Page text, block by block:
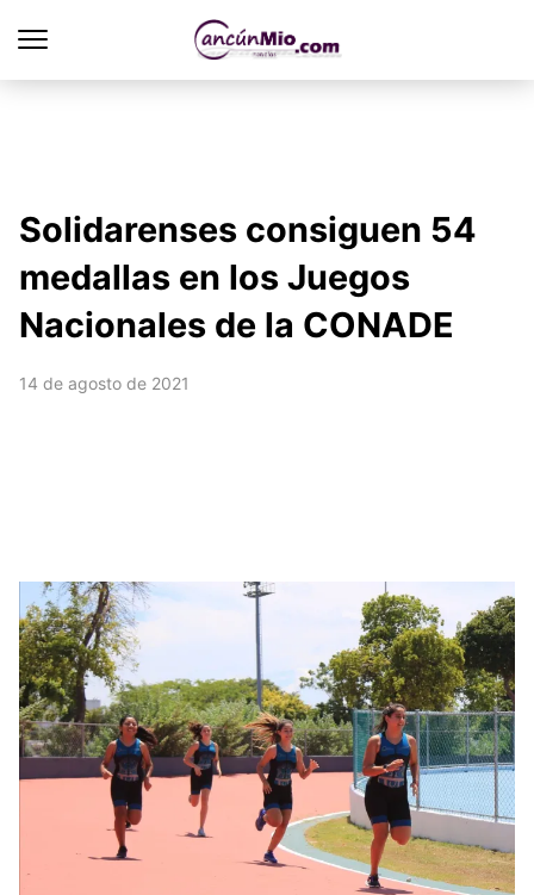
Solidarenses consiguen 54
medallas en los Juegos
Nacionales de la CONADE
14 de agosto de 2021